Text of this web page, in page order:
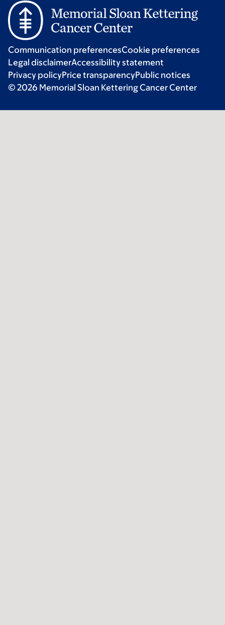
Communication preferencesCookie preferences
Legal disclaimerAccessibility statement
Privacy policyPrice transparencyPublic notices
© 2026 Memorial Sloan Kettering Cancer Center